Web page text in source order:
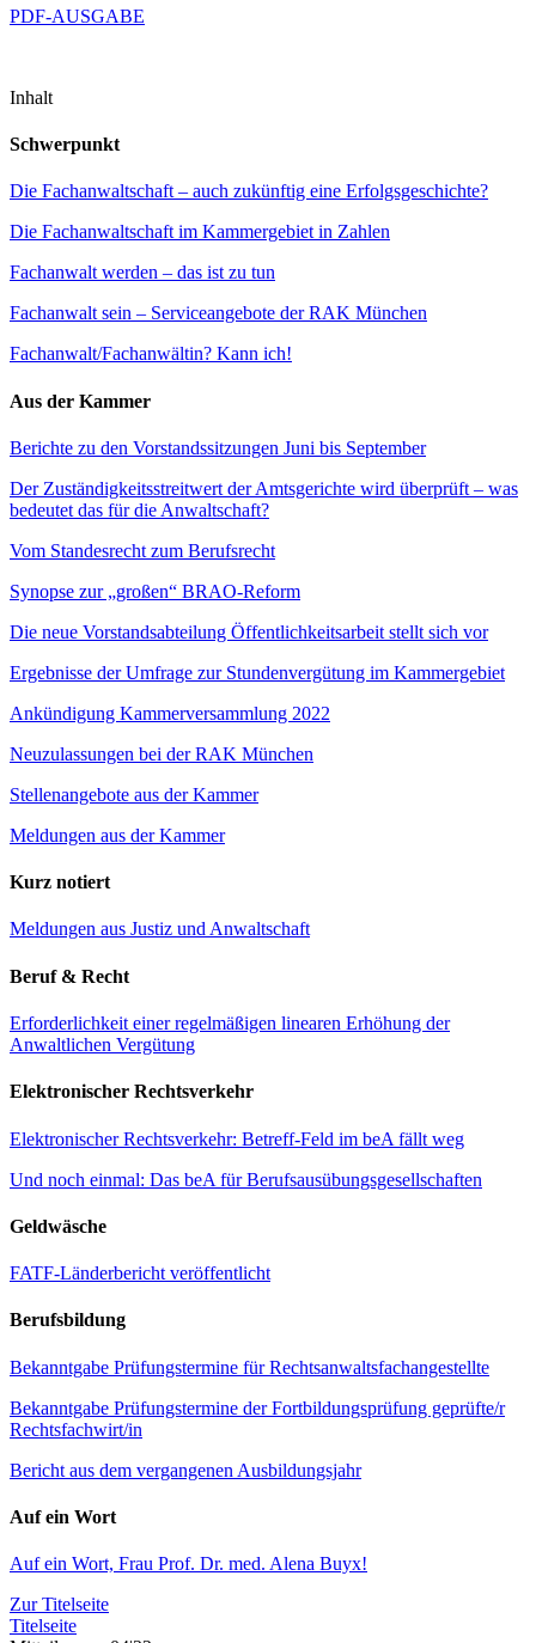
PDF-AUSGABE
Inhalt
Schwerpunkt
Die Fachanwaltschaft – auch zukünftig eine Erfolgsgeschichte?
Die Fachanwaltschaft im Kammergebiet in Zahlen
Fachanwalt werden – das ist zu tun
Fachanwalt sein – Serviceangebote der RAK München
Fachanwalt/Fachanwältin? Kann ich!
Aus der Kammer
Berichte zu den Vorstandssitzungen Juni bis September
Der Zuständigkeitsstreitwert der Amtsgerichte wird überprüft – was
bedeutet das für die Anwaltschaft?
Vom Standesrecht zum Berufsrecht
Synopse zur „großen“ BRAO-Reform
Die neue Vorstandsabteilung Öffentlichkeitsarbeit stellt sich vor
Ergebnisse der Umfrage zur Stundenvergütung im Kammergebiet
Ankündigung Kammerversammlung 2022
Neuzulassungen bei der RAK München
Stellenangebote aus der Kammer
Meldungen aus der Kammer
Kurz notiert
Meldungen aus Justiz und Anwaltschaft
Beruf & Recht
Erforderlichkeit einer regelmäßigen linearen Erhöhung der
Anwaltlichen Vergütung
Elektronischer Rechtsverkehr
Elektronischer Rechtsverkehr: Betreff-Feld im beA fällt weg
Und noch einmal: Das beA für Berufsausübungsgesellschaften
Geldwäsche
FATF-Länderbericht veröffentlicht
Berufsbildung
Bekanntgabe Prüfungstermine für Rechtsanwaltsfachangestellte
Bekanntgabe Prüfungstermine der Fortbildungsprüfung geprüfte/r
Rechtsfachwirt/in
Bericht aus dem vergangenen Ausbildungsjahr
Auf ein Wort
Auf ein Wort, Frau Prof. Dr. med. Alena Buyx!
Zur Titelseite
Titelseite